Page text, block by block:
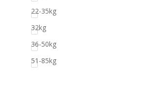
22-35kg
32kg
36-50kg
51-85kg